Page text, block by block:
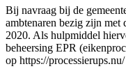
Bij navraag bij de
ambtenaren bezig zijn
2020. Als hulpmiddel
beheersing EPR
op https://processierups.nu/